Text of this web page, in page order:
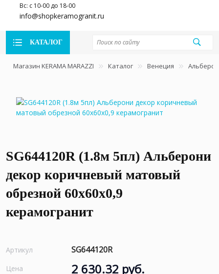
Вс: с 10-00 до 18-00
info@shopkeramogranit.ru
КАТАЛОГ
Магазин KERAMA MARAZZI Каталог Венеция
SG644120R (1.8м 5пл) Альберони
декор коричневый матовый
обрезной 60x60x0,9
керамогранит
Артикул SG644120R
Цена 2 630.32 руб.